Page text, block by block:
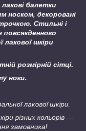
лакові балетки
носком, декоровані
. Стильні і
повсякденного
лакової шкіри
розмірній сітці.
ноги.
лакової шкіри.
різних кольорів ―
замовника!